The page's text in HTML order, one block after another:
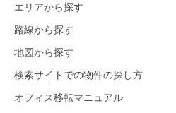
エリアから探す
路線から探す
地図から探す
検索サイトでの物件の探し方
オフィス移転マニュアル